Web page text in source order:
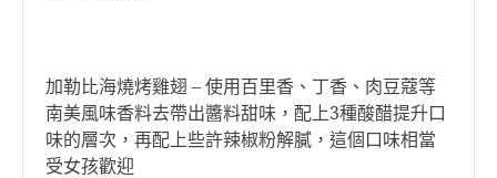
加勒比海燒烤雞翅 – 使用百里香、丁香、肉豆蔻等
南美風味香料去帶出醬料甜味，配上3種酸醋提升口
味的層次，再配上些許辣椒粉解膩，這個口味相當
受女孩歡迎